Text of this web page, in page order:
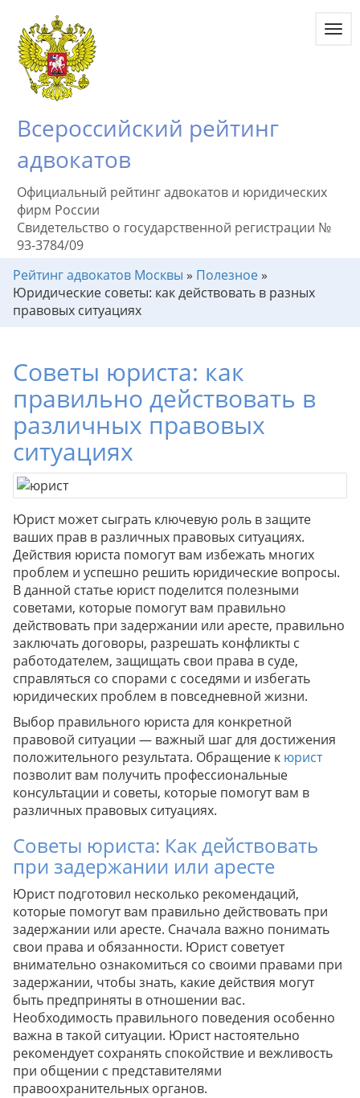
Всероссийский рейтинг
адвокатов
Официальный рейтинг адвокатов и юридических
фирм России
Свидетельство о государственной регистрации №
93-3784/09
Рейтинг адвокатов Москвы » Полезное»
Юридические советы: как действовать в разных
правовых ситуациях
Советы юриста: как
правильно действовать в
различных правовых
ситуациях
Юрист может сыграть ключевую роль в защите
ваших прав в различных правовых ситуациях.
Действия юриста помогут вам избежать многих
проблем и успешно решить юридические вопросы.
В данной статье юрист поделится полезными
советами, которые помогут вам правильно
действовать при задержании или аресте, правильно
заключать договоры, разрешать конфликты с
работодателем, защищать свои права в суде,
справляться со спорами с соседями и избегать
юридических проблем в повседневной жизни.
Выбор правильного юриста для конкретной
правовой ситуации — важный шаг для достижения
положительного результата. Обращение к юрист
позволит вам получить профессиональные
консультации и советы, которые помогут вам в
различных правовых ситуациях.
Советы юриста: Как действовать
при задержании или аресте
Юрист подготовил несколько рекомендаций,
которые помогут вам правильно действовать при
задержании или аресте. Сначала важно понимать
свои права и обязанности. Юрист советует
внимательно ознакомиться со своими правами при
задержании, чтобы знать, какие действия могут
быть предприняты в отношении вас.
Необходимость правильного поведения особенно
важна в такой ситуации. Юрист настоятельно
рекомендует сохранять спокойствие и вежливость
при общении с представителями
правоохранительных органов.